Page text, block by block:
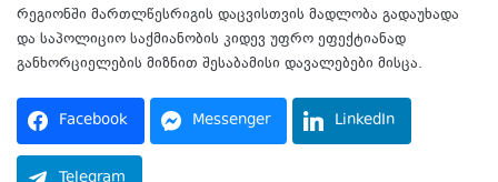
რეგიონში მართლწესრიგის დაცვისთვის მადლობა გადაუხადა
და საპოლიციო საქმიანობის კიდევ უფრო ეფექტიანად
განხორციელების მიზნით შესაბამისი დავალებები მისცა.
Facebook Messenger LinkedIn